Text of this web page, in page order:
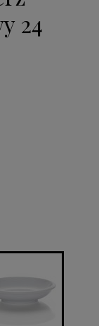
24